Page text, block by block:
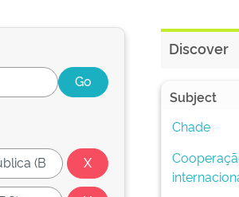
Discover
Subject
Chade